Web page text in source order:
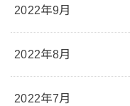
2022年9月
2022年8月
2022年7月